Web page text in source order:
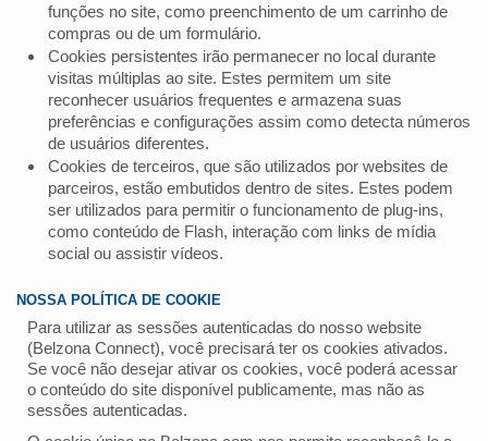
funções no site, como preenchimento de um carrinho de
compras ou de um formulário.
Cookies persistentes irão permanecer no local durante
visitas múltiplas ao site. Estes permitem um site
reconhecer usuários frequentes e armazena suas
preferências e configurações assim como detecta números
de usuários diferentes.
Cookies de terceiros, que são utilizados por websites de
parceiros, estão embutidos dentro de sites. Estes podem
ser utilizados para permitir o funcionamento de plug-ins,
como conteúdo de Flash, interação com links de mídia
social ou assistir vídeos.
NOSSA POLÍTICA DE COOKIE
Para utilizar as sessões autenticadas do nosso website
(Belzona Connect), você precisará ter os cookies ativados.
Se você não desejar ativar os cookies, você poderá acessar
o conteúdo do site disponível publicamente, mas não as
sessões autenticadas.